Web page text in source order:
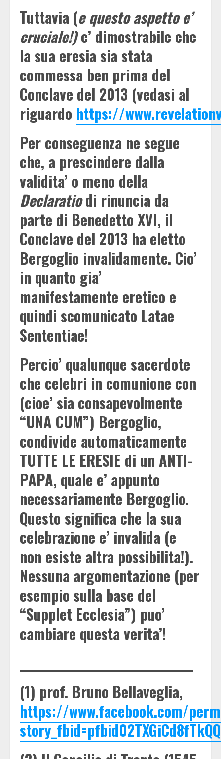
Tuttavia (e questo aspetto e’
cruciale!)e’ dimostrabile che
la sua eresia sia stata
commessa ben prima del
Conclave del 2013 (vedasi al
riguardo https://
Per conseguenza ne segue
che, a prescindere dalla
validita’ o meno della
Declaratiodi rinuncia da
parte di Benedetto XVI, il
Conclave del 2013 ha eletto
Bergoglio invalidamente. Cio’
in quanto gia’
manifestamente eretico e
quindi scomunicato Latae
Sententiae!
Percio’ qualunque sacerdote
che celebri in comunione con
(cioe’ sia consapevolmente
“UNA CUM”) Bergoglio,
condivide automaticamente
TUTTE LE ERESIE di un ANTI-
PAPA, quale e’ appunto
necessariamente Bergoglio.
Questo significa che la sua
celebrazione e’ invalida (e
non esiste altra possibilita!).
Nessuna argomentazione (per
esempio sulla base del
“Supplet Ecclesia”) puo’
cambiare questa verita’!
(1) prof. Bruno Bellaveglia,
https://www.facebook.com/